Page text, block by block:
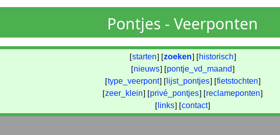
Pontjes - Veerponten
[starten] [zoeken] [ historisch]
[nieuws] [pontje_vd_maand]
[type_veerpont] [ lijst_pontjes] [fietstochten]
[zeer_klein] [privé_pontjes] [reclameponten]
[ links] [contact]